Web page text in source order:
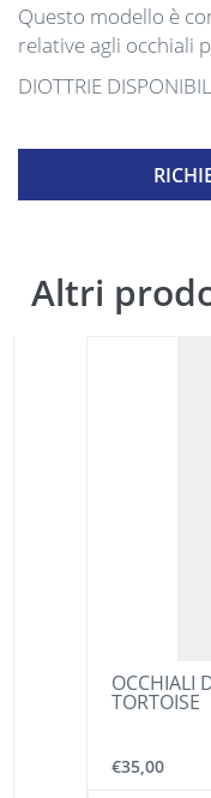
Questo modello è
relative agli occhiali
DIOTTRIE
Altri
OCCHIALI DA
TORTOISE
€35,00